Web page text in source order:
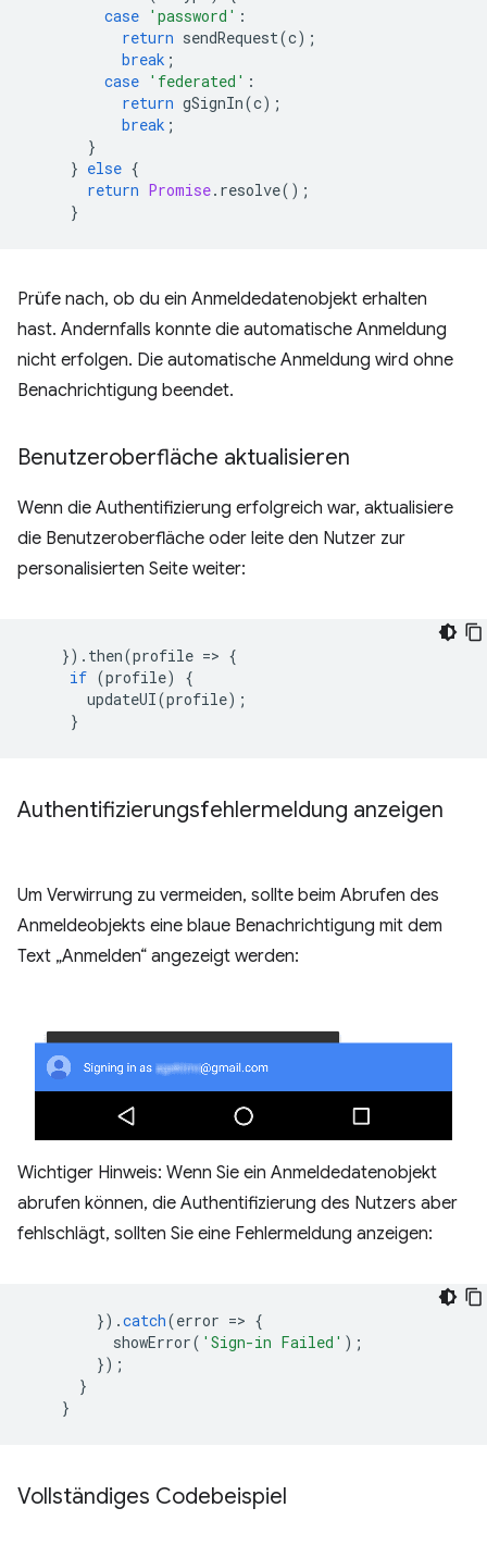
case 'password' :
return sendRequest(c);
break ;
case 'federated' :
return gSignIn(c);
break ;
}
} else {
return Promise. resolve();
}
Prüfe nach, ob du ein Anmeldedatenobjekt erhalten
hast. Andernfalls konnte die automatische Anmeldung
nicht erfolgen. Die automatische Anmeldung wird ohne
Benachrichtigung beendet.
Benutzeroberfläche aktualisieren
Wenn die Authentifizierung erfolgreich war, aktualisiere
die Benutzeroberfläche oder leite den Nutzer zur
personalisierten Seite weiter:
}). then(profile => {
if (profile)
{
updateUI(profile);
}
Authentifizierungsfehlermeldung anzeigen
Um Verwirrung zu vermeiden, sollte beim Abrufen des
Anmeldeobjekts eine blaue Benachrichtigung mit dem
Text „Anmelden“ angezeigt werden:
Wichtiger Hinweis: Wenn Sie ein Anmeldedatenobjekt
abrufen können, die Authentifizierung des Nutzers aber
fehlschlägt, sollten Sie eine Fehlermeldung anzeigen:
}).catch(error => {
showError( 'Sign-in Failed' );
});
}
}
Vollständiges Codebeispiel